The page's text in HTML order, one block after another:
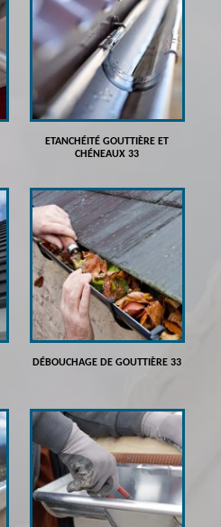
ETANCHÉITÉ GOUTTIÈRE ET
CHÉNEAUX 33
DÉBOUCHAGE DE GOUTTIÈRE 33